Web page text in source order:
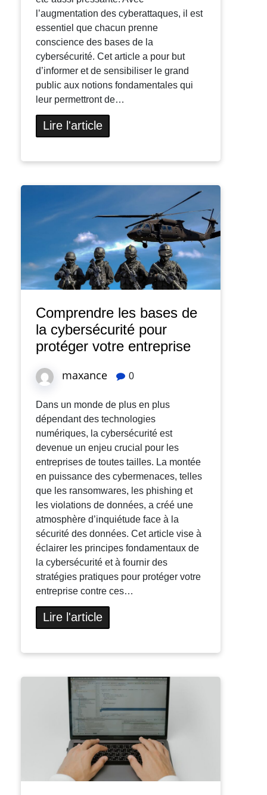
l’augmentation des cyberattaques, il est
essentiel que chacun prenne
conscience des bases de la
cybersécurité. Cet article a pour but
d’informer et de sensibiliser le grand
public aux notions fondamentales qui
leur permettront de…
Lire l'article
Comprendre les bases de
la cybersécurité pour
protéger votre entreprise
maxance 0
Dans un monde de plus en plus
dépendant des technologies
numériques, la cybersécurité est
devenue un enjeu crucial pour les
entreprises de toutes tailles. La montée
en puissance des cybermenaces, telles
que les ransomwares, les phishing et
les violations de données, a créé une
atmosphère d’inquiétude face à la
sécurité des données. Cet article vise à
éclairer les principes fondamentaux de
la cybersécurité et à fournir des
stratégies pratiques pour protéger votre
entreprise contre ces…
Lire l'article